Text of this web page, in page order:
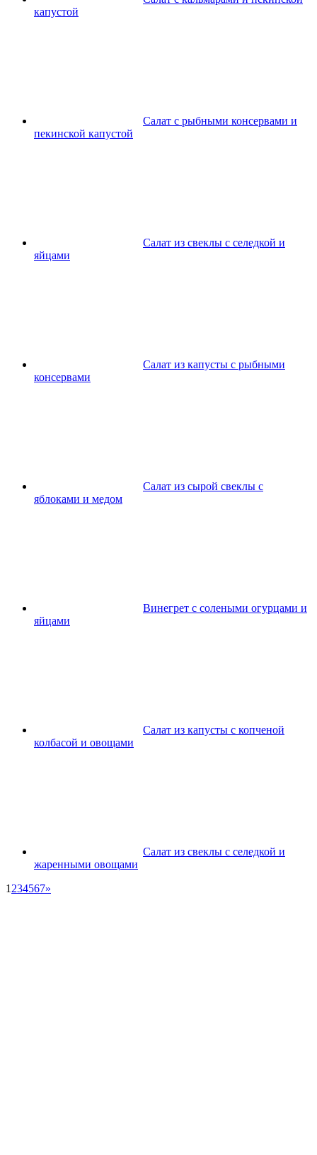
капустой
Салат с рыбными консервами и
пекинской капустой
Салат из свеклы с селедкой и
яйцами
Салат из капусты с рыбными
консервами
Салат из сырой свеклы с
яблоками и медом
Винегрет с солеными огурцами и
яйцами
Салат из капусты с копченой
колбасой и овощами
Салат из свеклы с селедкой и
жаренными овощами
1 234567»